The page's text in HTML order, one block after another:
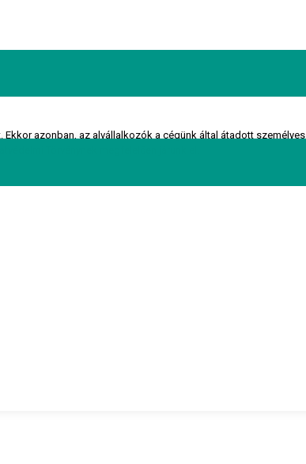
azonban, az alvállalkozók a cégünk által átadott személyes
Törvénynek megfelelően járunk el.